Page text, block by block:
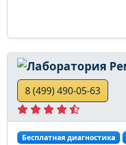
8 (499) 490-05-63
Бесплатная диагностика